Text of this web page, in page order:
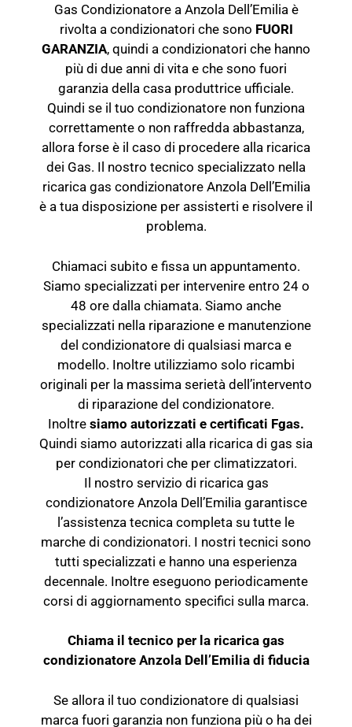
Gas Condizionatore a Anzola Dell’Emilia è
rivolta a condizionatori che sono FUORI
GARANZIA, quindi a condizionatori che hanno
più di due anni di vita e che sono fuori
garanzia della casa produttrice ufficiale.
Quindi se il tuo condizionatore non funziona
correttamente o non raffredda abbastanza,
allora forse è il caso di procedere alla ricarica
dei Gas. Il nostro tecnico specializzato nella
ricarica gas condizionatore Anzola Dell’Emilia
è a tua disposizione per assisterti e risolvere il
problema.
Chiamaci subito e fissa un appuntamento.
Siamo specializzati per intervenire entro 24 o
48 ore dalla chiamata. Siamo anche
specializzati nella riparazione e manutenzione
del condizionatore di qualsiasi marca e
modello. Inoltre utilizziamo solo ricambi
originali per la massima serietà dell’intervento
di riparazione del condizionatore.
Inoltre siamo autorizzati e certificati Fgas.
Quindi siamo autorizzati alla ricarica di gas sia
per condizionatori che per climatizzatori.
Il nostro servizio di ricarica gas
condizionatore Anzola Dell’Emilia garantisce
l’assistenza tecnica completa su tutte le
marche di condizionatori. I nostri tecnici sono
tutti specializzati e hanno una esperienza
decennale. Inoltre eseguono periodicamente
corsi di aggiornamento specifici sulla marca.
Chiama il tecnico per la ricarica gas
condizionatore Anzola Dell’Emilia di fiducia
Se allora il tuo condizionatore di qualsiasi
marca fuori garanzia non funziona più o ha dei